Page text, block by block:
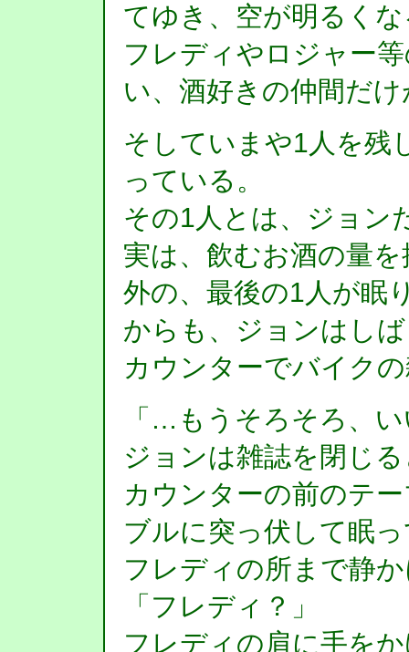
てゆき、空が明るく
フレディやロジャー
い、酒好きの仲間だ
そしていまや1人を残
っている。
その1人とは、ジョン
実は、飲むお酒の量
外の、最後の1人が眠
からも、ジョンはし
カウンターでバイク
「…もうそろそろ、
ジョンは雑誌を閉じ
カウンターの前のテ
ブルに突っ伏して眠
フレディの所まで静
「フレディ？」
フレディの肩に手を